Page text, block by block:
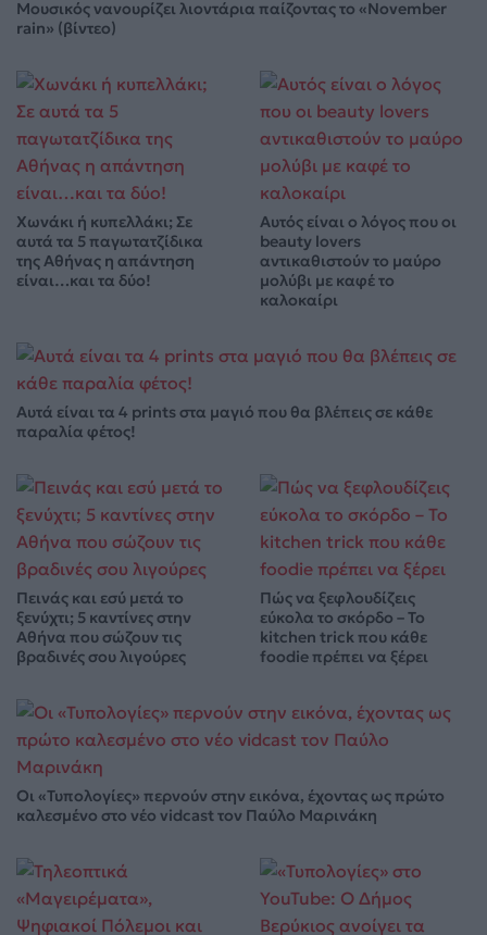
Μουσικός νανουρίζει λιοντάρια παίζοντας το «November
rain» (βίντεο)
Χωνάκι ή κυπελλάκι; Σε
αυτά τα 5 παγωτατζίδικα
της Αθήνας η απάντηση
είναι…και τα δύο!
Αυτός είναι ο λόγος που οι
beauty lovers
αντικαθιστούν το μαύρο
μολύβι με καφέ το
καλοκαίρι
Αυτά είναι τα 4 prints στα μαγιό που θα βλέπεις σε κάθε
παραλία φέτος!
Πεινάς και εσύ μετά το
ξενύχτι; 5 καντίνες στην
Αθήνα που σώζουν τις
βραδινές σου λιγούρες
Πώς να ξεφλουδίζεις
εύκολα το σκόρδο – Το
kitchen trick που κάθε
foodie πρέπει να ξέρει
Οι «Τυπολογίες» περνούν στην εικόνα, έχοντας ως πρώτο
καλεσμένο στο νέο vidcast τον Παύλο Μαρινάκη